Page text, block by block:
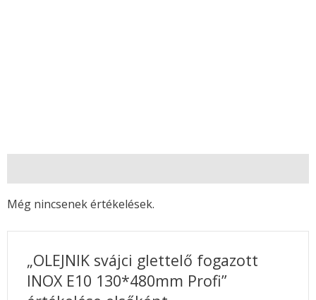
Még nincsenek értékelések.
„OLEJNIK svájci glettelő fogazott
INOX E10 130*480mm Profi”